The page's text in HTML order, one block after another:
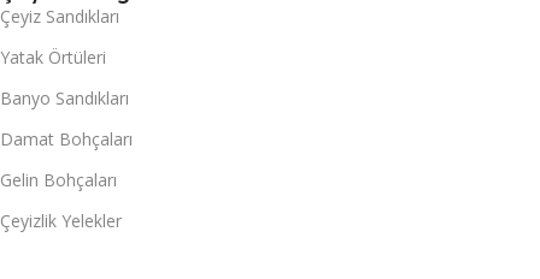
Çeyiz Sandıkları
Yatak Örtüleri
Banyo Sandıkları
Damat Bohçaları
Gelin Bohçaları
Çeyizlik Yelekler